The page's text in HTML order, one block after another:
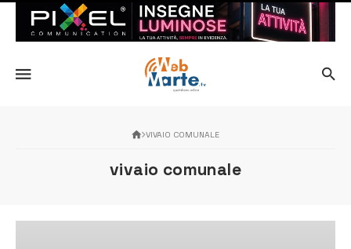
VIVAIO COMUNALE
vivaio comunale